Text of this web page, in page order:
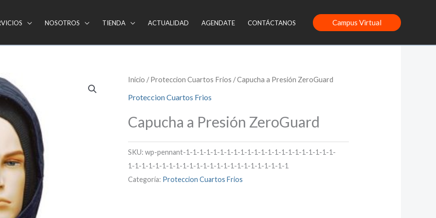
NOSOTROS TIENDA ACTUALIDAD AGENDATE CONTÁCTANOS Campus Virtual
Inicio /Proteccion Cuartos Frios / Capucha a Presión ZeroGuard
Proteccion Cuartos Frios
Capucha a Presión ZeroGuard
SKU:wp-pennant-1-1-1-1-1-1-1-1-1-1-1-1-1-1-1-1-1-1-1-1-1-1-
1-1-1-1-1-1-1-1-1-1-1-1-1-1-1-1-1-1-1-1-1-1-1-1
Categoría: Proteccion Cuartos Frios